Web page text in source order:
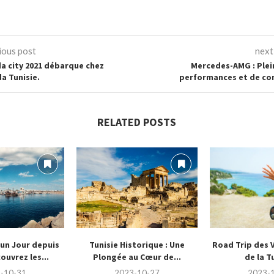
post
city 2021 débarque chez
Tunisie.
Mercedes-AMG :
performances et de
RELATED POSTS
Jour depuis
les...
Tunisie Historique : Une
Plongée au Cœur de...
Road Trip des
de la